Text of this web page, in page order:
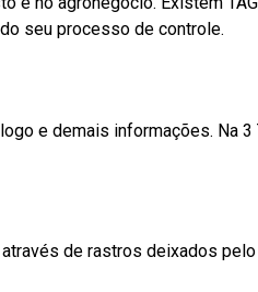
seu processo de controle.
e demais informações. Na 3
de rastros deixados pelo